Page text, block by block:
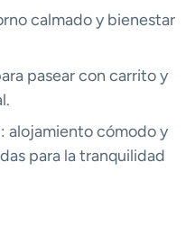
calmado y bienestar
pasear con carrito y
: alojamiento cómodo y
para la tranquilidad